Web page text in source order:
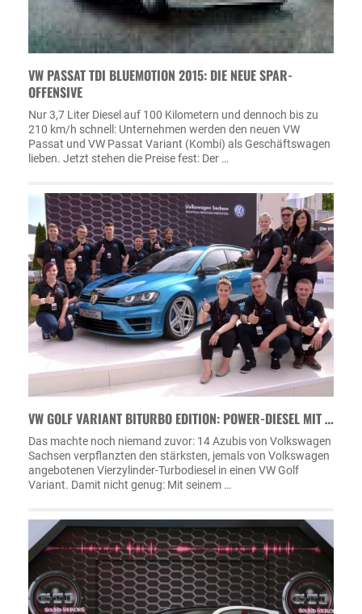
VW PASSAT TDI BLUEMOTION 2015: DIE NEUE SPAR-
OFFENSIVE
Nur 3,7 Liter Diesel auf 100 Kilometern und dennoch bis zu
210 km/h schnell: Unternehmen werden den neuen VW
Passat und VW Passat Variant (Kombi) als Geschäftswagen
lieben. Jetzt stehen die Preise fest: Der …
VW GOLF VARIANT BITURBO EDITION: POWER-DIESEL MIT …
Das machte noch niemand zuvor: 14 Azubis von Volkswagen
Sachsen verpflanzten den stärksten, jemals von Volkswagen
angebotenen Vierzylinder-Turbodiesel in einen VW Golf
Variant. Damit nicht genug: Mit seinem …